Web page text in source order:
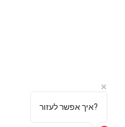
איך אפשר לעזור?